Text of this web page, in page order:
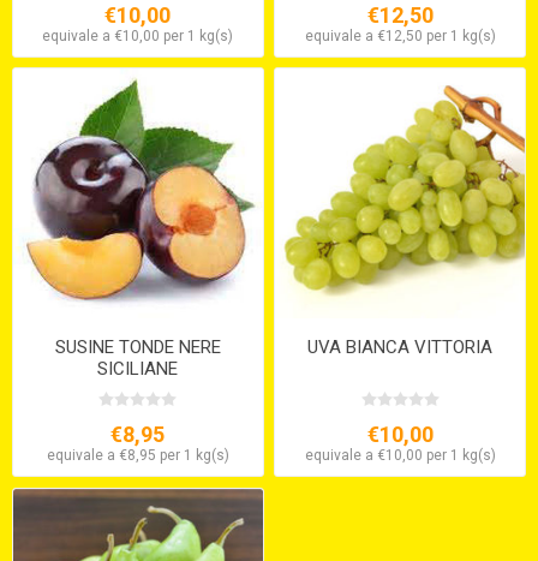
€10,00
equivale a €10,00 per 1 kg(s)
€12,50
equivale a €12,50 per 1 kg(s)
SUSINE TONDE NERE
SICILIANE
€8,95
equivale a €8,95 per 1 kg(s)
UVA BIANCA VITTORIA
€10,00
equivale a €10,00 per 1 kg(s)